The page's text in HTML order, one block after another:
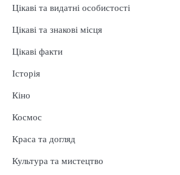
Цікаві та видатні особистості
Цікаві та знакові місця
Цікаві факти
Історія
Кіно
Космос
Краса та догляд
Культура та мистецтво